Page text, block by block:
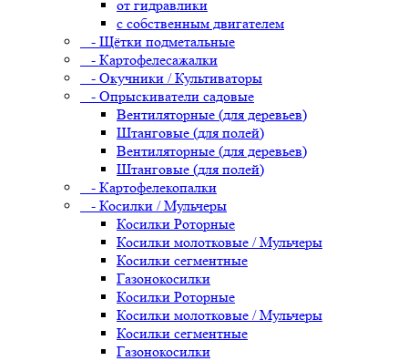
от гидравлики
с собственным двигателем
- Щётки подметальные
- Картофелесажалки
- Окучники / Культиваторы
- Опрыскиватели садовые
Вентиляторные (для деревьев)
Штанговые (для полей)
Вентиляторные (для деревьев)
Штанговые (для полей)
- Картофелекопалки
- Косилки / Мульчеры
Косилки Роторные
Косилки молотковые / Мульчеры
Косилки сегментные
Газонокосилки
Косилки Роторные
Косилки молотковые / Мульчеры
Косилки сегментные
Газонокосилки